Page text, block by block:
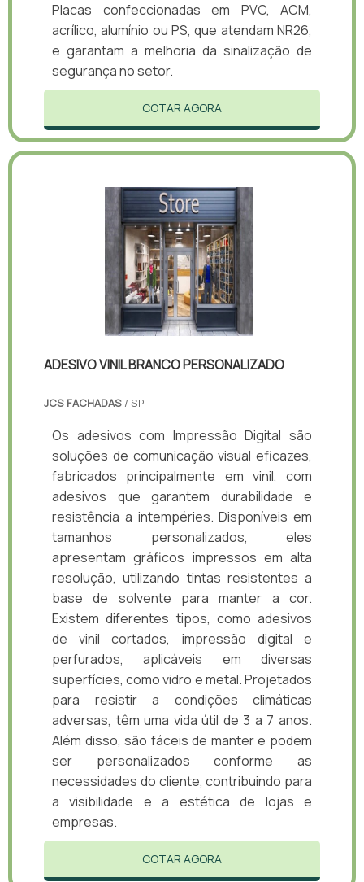
Placas confeccionadas em PVC, ACM,
acrílico, alumínio ou PS, que atendam NR26,
e garantam a melhoria da sinalização de
segurança no setor.
COTAR AGORA
ADESIVO VINIL BRANCO PERSONALIZADO
JCS FACHADAS / SP
Os adesivos com Impressão Digital são
soluções de comunicação visual eficazes,
fabricados principalmente em vinil, com
adesivos que garantem durabilidade e
resistência a intempéries. Disponíveis em
tamanhos personalizados, eles
apresentam gráficos impressos em alta
resolução, utilizando tintas resistentes a
base de solvente para manter a cor.
Existem diferentes tipos, como adesivos
de vinil cortados, impressão digital e
perfurados, aplicáveis em diversas
superfícies, como vidro e metal. Projetados
para resistir a condições climáticas
adversas, têm uma vida útil de 3 a 7 anos.
Além disso, são fáceis de manter e podem
ser personalizados conforme as
necessidades do cliente, contribuindo para
a visibilidade e a estética de lojas e
empresas.
COTAR AGORA